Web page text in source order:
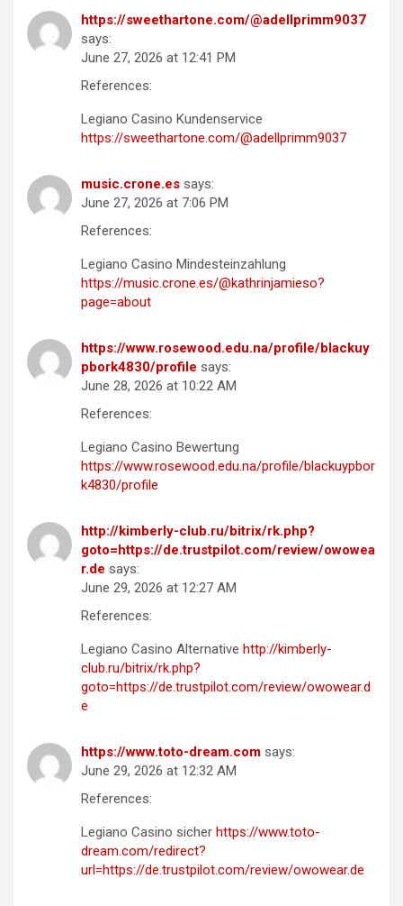
https://sweethartone.com/@adellprimm9037
says:
June 27, 2026 at 12:41 PM
References:
Legiano Casino Kundenservice
https://sweethartone.com/@adellprimm9037
music.crone.es says:
June 27, 2026 at 7:06 PM
References:
Legiano Casino Mindesteinzahlung
https://music.crone.es/@kathrinjamieso?
page=about
https://www.rosewood.edu.na/profile/blackuy
pbork4830/profile says:
June 28, 2026 at 10:22 AM
References:
Legiano Casino Bewertung
https://www.rosewood.edu.na/profile/blackuypbor
k4830/profile
http://kimberly-club.ru/bitrix/rk.php?
goto=https://de.trustpilot.com/review/owowea
r.de says:
June 29, 2026 at 12:27 AM
References:
Legiano Casino Alternative http://kimberly-
club.ru/bitrix/rk.php?
goto=https://de.trustpilot.com/review/owowear.d
e
https://www.toto-dream.com says:
June 29, 2026 at 12:32 AM
References:
Legiano Casino sicher https://www.toto-
dream.com/redirect?
url=https://de.trustpilot.com/review/owowear.de